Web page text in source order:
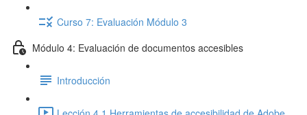
Curso 7: Evaluación Módulo 3
Módulo 4: Evaluación de documentos accesibles
Introducción